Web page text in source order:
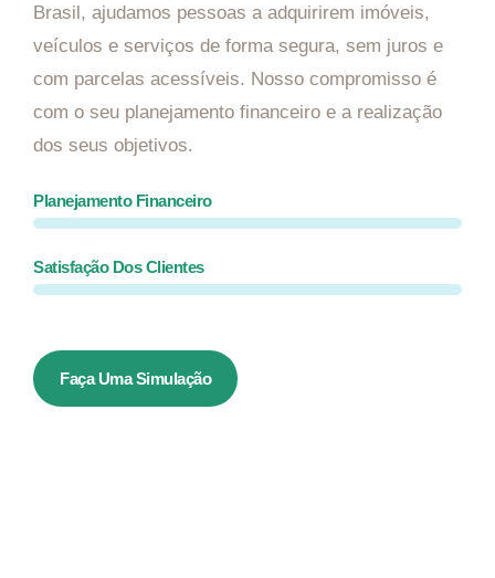
Brasil, ajudamos pessoas a adquirirem imóveis,
veículos e serviços de forma segura, sem juros e
com parcelas acessíveis. Nosso compromisso é
com o seu planejamento financeiro e a realização
dos seus objetivos.
Planejamento Financeiro
Satisfação Dos Clientes
Faça Uma Simulação